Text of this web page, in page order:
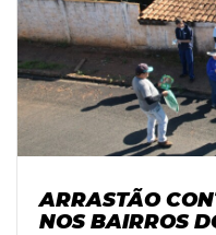
ARRASTÃO
NOS BAIRROS